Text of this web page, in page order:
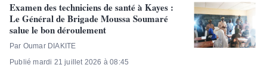
Examen des techniciens de santé à Kayes :
Le Général de Brigade Moussa Soumaré
salue le bon déroulement
Par Oumar DIAKITE
Publié mardi 21 juillet 2026 à 08:45